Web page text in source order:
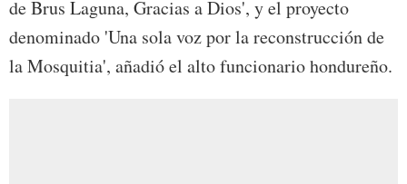
de Brus Laguna, Gracias a Dios', y el proyecto
denominado 'Una sola voz por la reconstrucción de
la Mosquitia', añadió el alto funcionario hondureño.